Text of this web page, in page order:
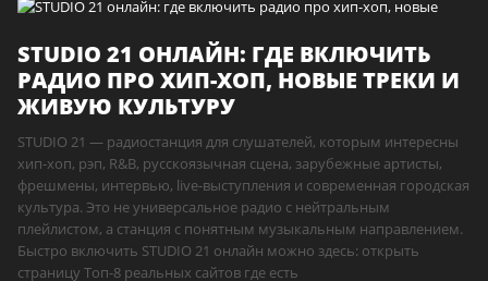
STUDIO 21 ОНЛАЙН: ГДЕ ВКЛЮЧИТЬ
РАДИО ПРО ХИП-ХОП, НОВЫЕ ТРЕКИ И
ЖИВУЮ КУЛЬТУРУ
STUDIO 21 — радиостанция для слушателей, которым интересны
хип-хоп, рэп, R&B, русскоязычная сцена, зарубежные артисты,
фрешмены, интервью, live-выступления и современная городская
культура. Это не универсальное радио с нейтральным
плейлистом, а станция с понятным музыкальным направлением.
Быстро включить STUDIO 21 онлайн можно здесь: открыть
страницу Топ-8 реальных сайтов где есть